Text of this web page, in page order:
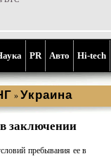
PR Aвто Hi-tech
» Украина
заключении
пребывания ее в